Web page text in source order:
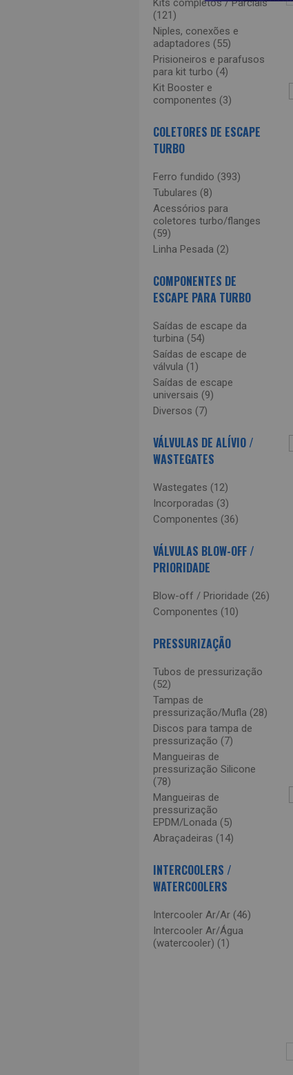
Kits completos / Parciais
(121)
Niples, conexões e
adaptadores (55)
Prisioneiros e parafusos
para kit turbo (4)
Kit Booster e
componentes (3)
COLETORES DE ESCAPE
TURBO
Ferro fundido (393)
Tubulares (8)
Acessórios para
coletores turbo/flanges
(59)
Linha Pesada (2)
COMPONENTES DE
ESCAPE PARA TURBO
Saídas de escape da
turbina (54)
Saídas de escape de
válvula (1)
Saídas de escape
universais (9)
Diversos (7)
VÁLVULAS DE ALÍVIO /
WASTEGATES
Wastegates (12)
Incorporadas (3)
Componentes (36)
VÁLVULAS BLOW-OFF /
PRIORIDADE
Blow-off / Prioridade (26)
Componentes (10)
PRESSURIZAÇÃO
Tubos de pressurização
(52)
Tampas de
pressurização/Mufla (28)
Discos para tampa de
pressurização (7)
Mangueiras de
pressurização Silicone
(78)
Mangueiras de
pressurização
EPDM/Lonada (5)
Abraçadeiras (14)
INTERCOOLERS /
WATERCOOLERS
Intercooler Ar/Ar (46)
Intercooler Ar/Água
(watercooler) (1)